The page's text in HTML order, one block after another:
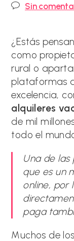
la
Comentarios
Sin
¿Estás
como
rural o
plataformas
excelencia,
alquileres
de mil
todo el
Una de las
que es un
online, por
paga
Muchos de